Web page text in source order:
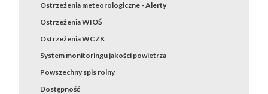
Ostrzeżenia meteorologiczne - Alerty
Ostrzeżenia WIOŚ
Ostrzeżenia WCZK
System monitoringu jakości powietrza
Powszechny spis rolny
Dostępność